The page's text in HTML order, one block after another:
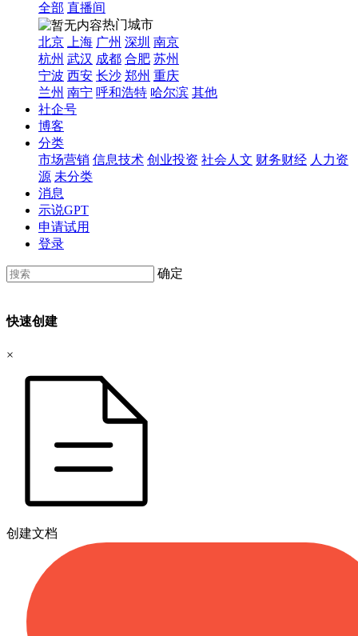
全部 直播间
热门城市
北京
上海 广州 深圳 南京
杭州 武汉 成都 合肥 苏州
宁波 西安 长沙 郑州 重庆
兰州 南宁 呼和浩特 哈尔滨 其他
社企号
博客
分类
市场营销 信息技术 创业投资 社会人文 财务财经 人力资
源 未分类
消息
示说GPT
申请试用
登录
确定
快速创建
×
创建文档